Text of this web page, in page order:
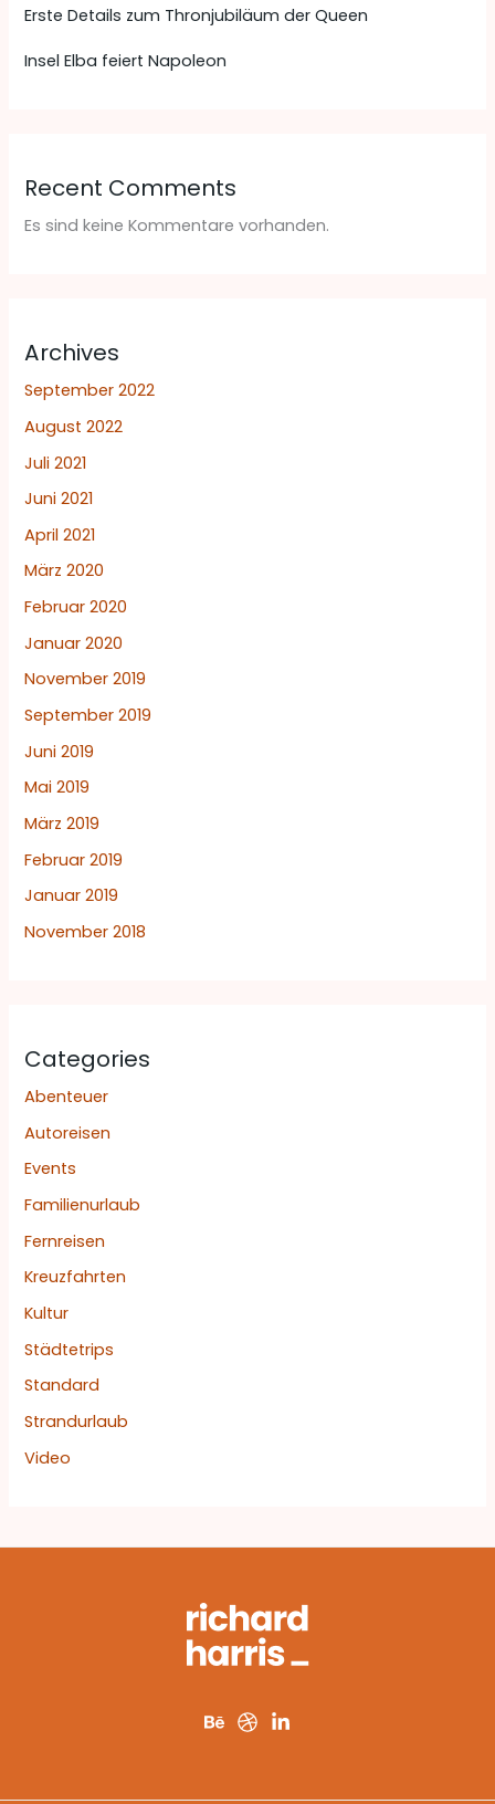
Erste Details zum Thronjubiläum der Queen
Insel Elba feiert Napoleon
Recent Comments
Es sind keine Kommentare vorhanden.
Archives
September 2022
August 2022
Juli 2021
Juni 2021
April 2021
März 2020
Februar 2020
Januar 2020
November 2019
September 2019
Juni 2019
Mai 2019
März 2019
Februar 2019
Januar 2019
November 2018
Categories
Abenteuer
Autoreisen
Events
Familienurlaub
Fernreisen
Kreuzfahrten
Kultur
Städtetrips
Standard
Strandurlaub
Video